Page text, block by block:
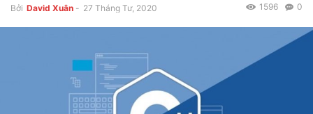
Bởi David Xuân - 27 Tháng Tư, 2020 0
1596